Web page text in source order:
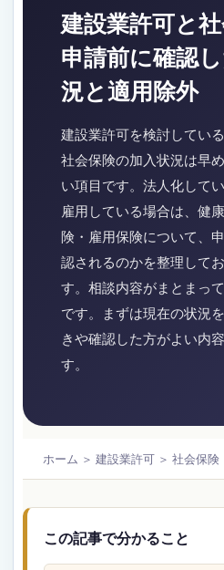
建設業許可と
申請前に確認
況と適用除外
建設業許可を検討してい
社会保険の加入状況は早
い項目です。法人化して
雇用している場合は、健
険・雇用保険について、
認されるのかを整理して
す。相談内容がまとまっ
です。まずは現在の状況
きや確認した方がよい内
す。
ホーム ＞ 建設業許可 ＞ 社会保険
この記事で分かること